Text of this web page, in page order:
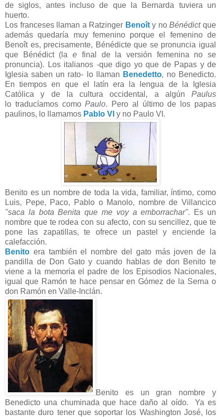
de siglos, antes incluso de que la Bernarda tuviera un
huerto.
Los franceses llaman a Ratzinger Benoîty noBénédictque
además quedaría muy femenino porque el femenino de
Benoît es, precisamente, Bénédicte que se pronuncia igual
que Bénédict (lae final de la versión femenina no se
pronuncia). Los italianos -que digo yo que de Papas y de
Iglesia saben un rato- lo llaman Benedetto, no Benedicto.
En tiempos en que el latín era la lengua de la Iglesia
Católica y de la cultura occidental, a algún Paulus
lo traducíamos comoPaulo. Pero al último de los papas
paulinos, lo llamamos Pablo VI y no Paulo VI.
Benito es un nombre de toda la vida, familiar, íntimo, como
Luis, Pepe, Paco, Pablo o Manolo, nombre de Villancico
"saca la bota Benita que me voy a emborrachar". Es un
nombre que te rodea con su afecto, con su sencillez, que te
pone las zapatillas, te ofrece un pastel y enciende la
calefacción.
Benito era también el nombre del gato más joven de la
pandilla de Don Gato y cuando hablas de don Benito te
viene a la memoria el padre de los Episodios Nacionales,
igual que Ramón te hace pensar en Gómez de la Serna o
don Ramón en Valle-Inclán.
Benito es un gran nombre y
Benedicto una chuminada que hace daño al oído. Ya es
bastante duro tener que soportar los Washington José, los